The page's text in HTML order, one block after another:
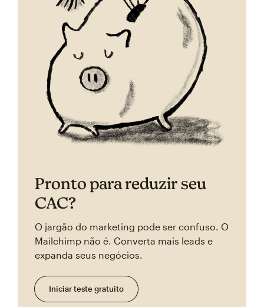
Pronto para reduzir seu
CAC?
O jargão do marketing pode ser confuso. O
Mailchimp não é. Converta mais leads e
expanda seus negócios.
Iniciar teste gratuito